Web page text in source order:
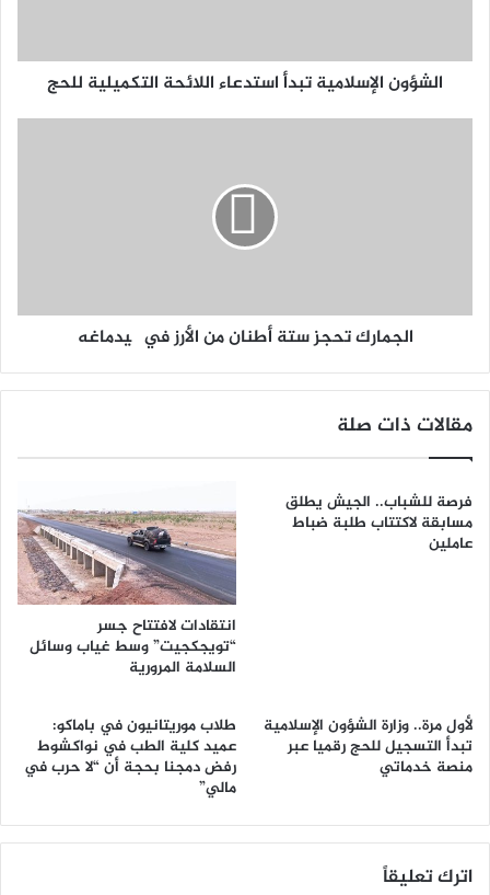
الشؤون الإسلامية تبدأ استدعاء اللائحة التكميلية للحج
الجمارك تحجز ستة أطنان من الأرز في گيدماغه
مقالات ذات صلة
فرصة للشباب.. الجيش يطلق
مسابقة لاكتتاب طلبة ضباط
عاملين
انتقادات لافتتاح جسر
“تويجكجيت” وسط غياب وسائل
السلامة المرورية
لأول مرة.. وزارة الشؤون الإسلامية
تبدأ التسجيل للحج رقميا عبر
منصة خدماتي
طلاب موريتانيون في باماكو:
عميد كلية الطب في نواكشوط
رفض دمجنا بحجة أن “لا حرب في
مالي”
اترك تعليقاً